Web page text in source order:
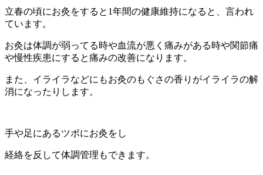
立春の頃にお灸をすると1年間の健康維持になると、言われ
ています。
お灸は体調が弱ってる時や血流が悪く痛みがある時や関節痛
や慢性疾患にすると痛みの改善になります。
また、イライラなどにもお灸のもぐさの香りがイライラの解
消になったりします。
手や足にあるツボにお灸をし
経絡を反して体調管理もできます。